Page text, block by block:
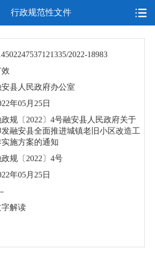
行政规范性文件
2022-18983
安县人民政府办公室
年05月25日
规〔2022〕4号融安县人民政府关于
发融安县全面推进城镇老旧小区改造工
实施方案的通知
规〔2022〕4号
年05月25日
字解读